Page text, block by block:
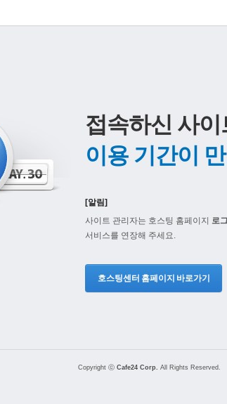
접속하신 사이
이용 기간이
[알림]
사이트 관리자는 호스팅 홈페이지 로
서비스를 연장해 주세요.
호스팅센터 홈페이지 바로가기
Copyright ⓒ Cafe24 Corp. All Rights Reserved.